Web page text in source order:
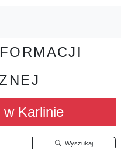
Karlinie
Wyszukaj